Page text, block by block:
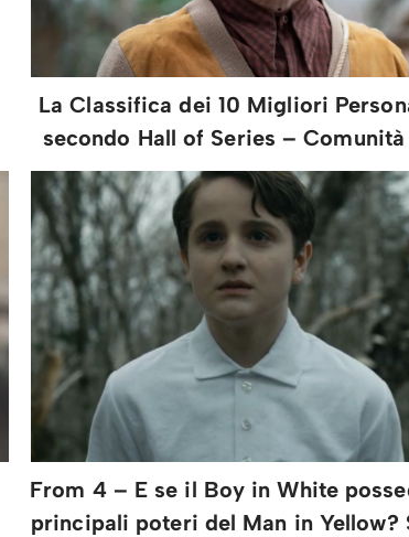
La Classifica dei 10 Migliori
secondo Hall of Series –
From 4 – E se il Boy in White
principali poteri del Man in Yellow?